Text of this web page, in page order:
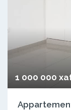
1 000 000